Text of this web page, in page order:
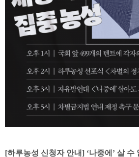
[하루농성 신청자 안내] ‘나중에’ 살 수